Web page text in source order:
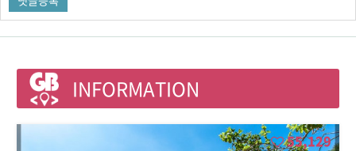
INFORMATION
55,129